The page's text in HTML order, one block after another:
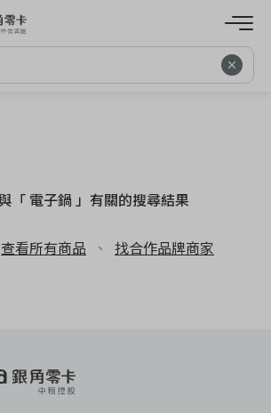
「 電子鍋 」有關的搜尋結果
查看所有商品 、 找合作品牌商家